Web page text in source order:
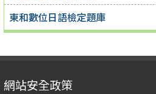
東和數位日語檢定題庫
網站安全政策